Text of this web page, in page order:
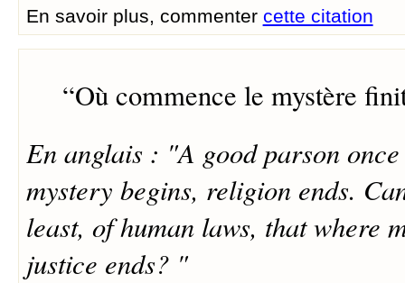
En savoir plus, commenter cette citation
“Où commence le mystère
En anglais : "A good parson
mystery begins, religion ends.
least, of human laws, that where
justice ends? "